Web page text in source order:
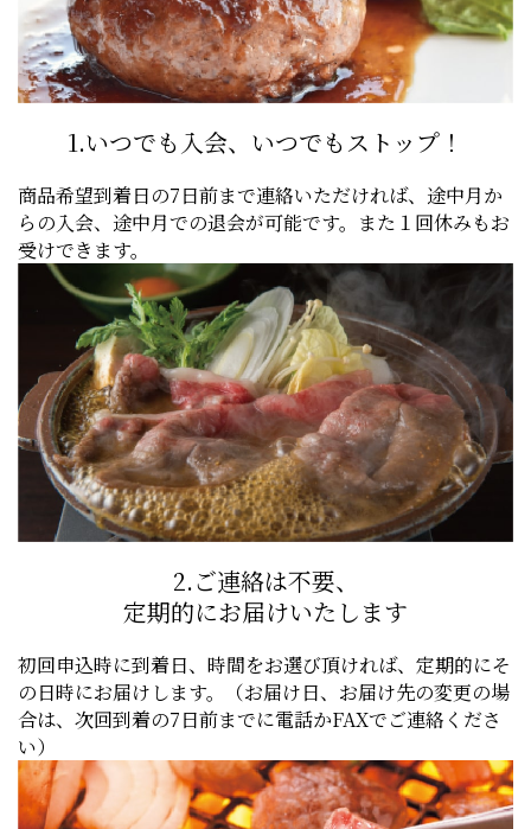
1.いつでも入会、 いつでもストップ！
商品希望到着日の7日前まで連絡いただければ、途中月か
らの入会、途中月での退会が可能です。また１回休みもお
受けできます。
2.ご連絡は不要、
定期的にお届けいたします
初回申込時に到着日、時間をお選び頂ければ、定期的にそ
の日時にお届けします。（お届け日、お届け先の変更の場
合は、次回到着の7日前までに電話かFAXでご連絡くださ
い）